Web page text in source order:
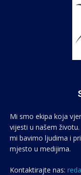
Mi smo ekipa koja
vijesti u našem
mi bavimo ljudima i
mjesto u medijima.
Kontaktirajte nas: